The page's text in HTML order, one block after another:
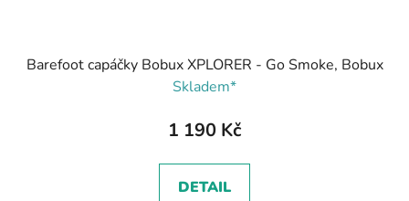
Barefoot capáčky Bobux XPLORER - Go Smoke, Bobux
Skladem*
1 190 Kč
DETAIL